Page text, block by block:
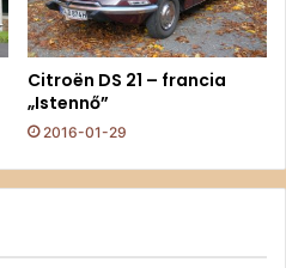
Citroën DS 21 – francia
„Istennő”
2016-01-29